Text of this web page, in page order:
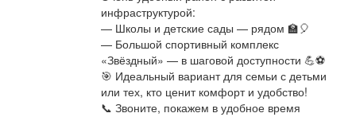
инфраструктурой:
— Школы и детские сады — рядом 🏫🎈
— Большой спортивный комплекс
«Звёздный» — в шаговой доступности 💪⚽
🎯 Идеальный вариант для семьи с детьми
или тех, кто ценит комфорт и удобство!
📞 Звоните, покажем в удобное время